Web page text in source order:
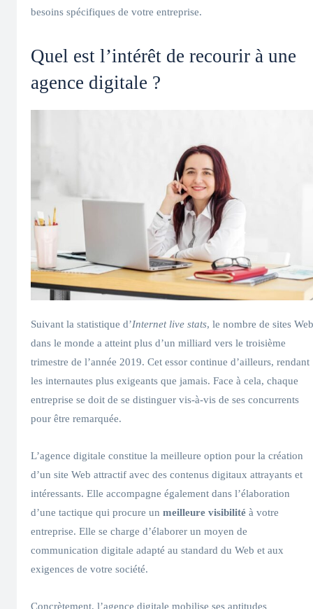
besoins spécifiques de votre entreprise.
Quel est l’intérêt de recourir à une
agence digitale ?
Suivant la statistique d’Internet live stats, le nombre de sites Web
dans le monde a atteint plus d’un milliard vers le troisième
trimestre de l’année 2019. Cet essor continue d’ailleurs, rendant
les internautes plus exigeants que jamais. Face à cela, chaque
entreprise se doit de se distinguer vis-à-vis de ses concurrents
pour être remarquée.
L’agence digitale constitue la meilleure option pour la création
d’un site Web attractif avec des contenus digitaux attrayants et
intéressants. Elle accompagne également dans l’élaboration
d’une tactique qui procure un meilleure visibilité à votre
entreprise. Elle se charge d’élaborer un moyen de
communication digitale adapté au standard du Web et aux
exigences de votre société.
Concrètement, l’agence digitale mobilise ses aptitudes